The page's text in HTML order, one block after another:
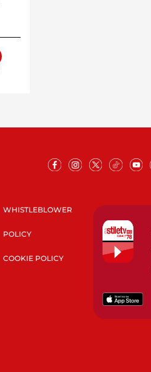
WHISTLEBLOWER
POLICY
COOKIE POLICY